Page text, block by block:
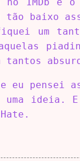
tão baixo
um
eu pensei
uma ideia.